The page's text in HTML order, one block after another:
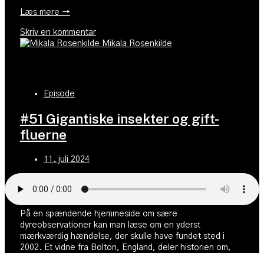
Læs mere →
Skriv en kommentar
Mikala Rosenkilde
Episode
#51 Gigantiske insekter og gift-
fluerne
11. juli 2024
På en spændende hjemmeside om sære
dyreobservationer kan man læse om en yderst
mærkværdig hændelse, der skulle have fundet sted i
2002. Et vidne fra Bolton, England, deler historien om,